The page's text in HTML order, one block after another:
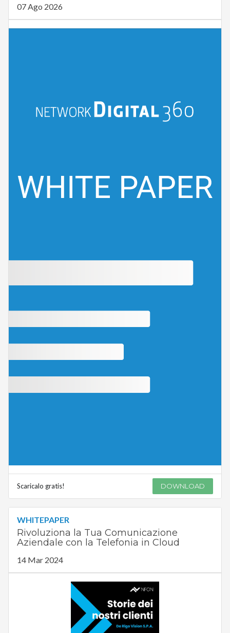
07 Ago 2026
Scaricalo gratis! DOWNLOAD
WHITEPAPER
Rivoluziona la Tua Comunicazione
Aziendale con la Telefonia in Cloud
14 Mar 2024